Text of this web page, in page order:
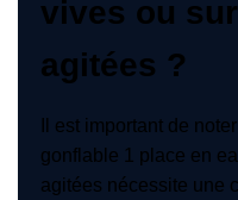
vives ou
agitées ?
Il est important de
gonflable 1 place en
agitées nécessite une